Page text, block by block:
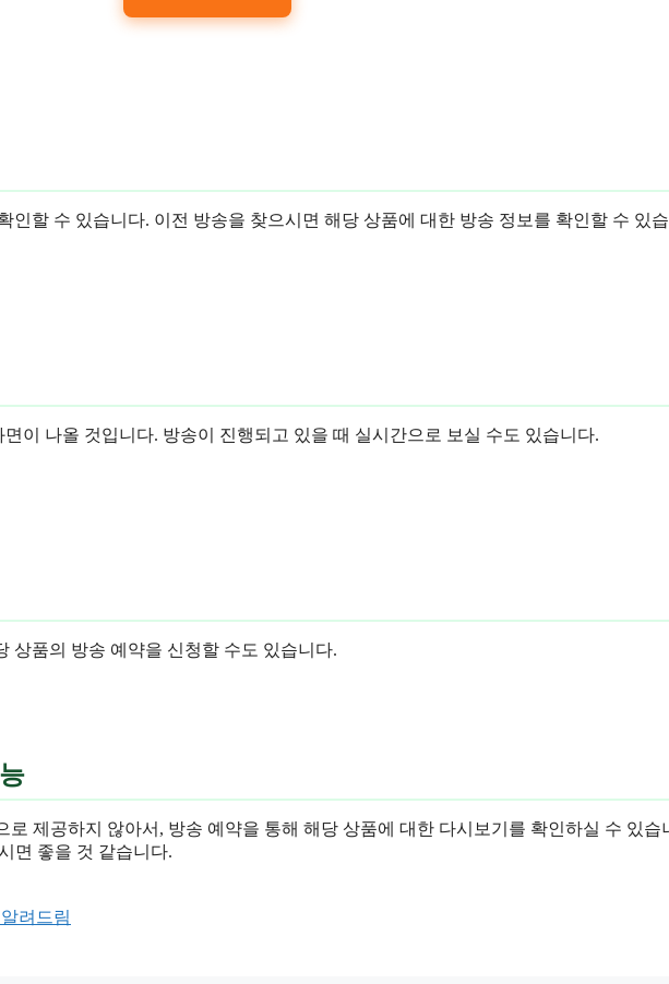
인할 수 있습니다. 이전 방송을 찾으시면 해당 상품에 대한 방송 정보를 확인할 수 있
이 나올 것입니다. 방송이 진행되고 있을 때 실시간으로 보실 수도 있습니다.
상품의 방송 예약을 신청할 수도 있습니다.
로 제공하지 않아서, 방송 예약을 통해 해당 상품에 대한 다시보기를 확인하실 수 있습
면 좋을 것 같습니다.
려드림